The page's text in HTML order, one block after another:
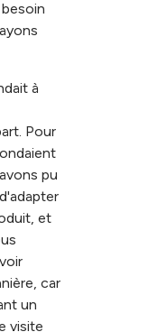
à
Pour
pu
et
car
un
visite